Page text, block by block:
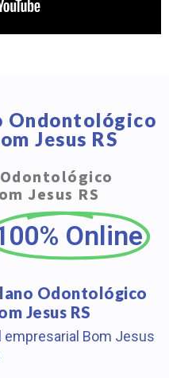
Ondontológico
Jesus RS
Jesus RS
Online
Odontológico
Jesus RS
empresarial Bom Jesus